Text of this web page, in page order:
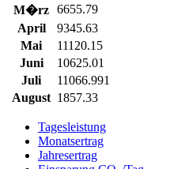
M�rz 6655.79
April
9345.63
Mai
11120.15
Juni
10625.01
Juli
11066.991
August 1857.33
Tagesleistung
Monatsertrag
Jahresertrag